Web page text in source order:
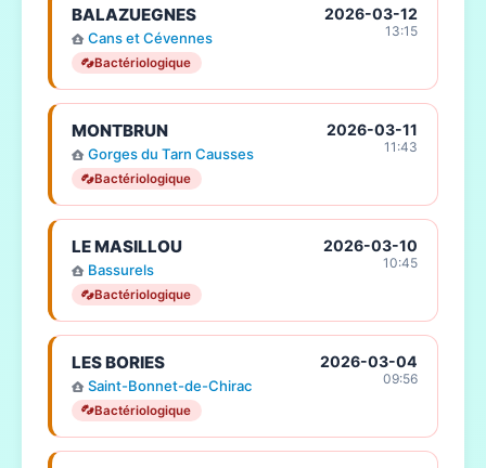
BALAZUEGNES
Cans et Cévennes
Bactériologique
2026-03-12
13:15
MONTBRUN
Gorges du Tarn Causses
Bactériologique
2026-03-11
11:43
LE MASILLOU
Bassurels
Bactériologique
2026-03-10
10:45
LES BORIES
Saint-Bonnet-de-Chirac
Bactériologique
2026-03-04
09:56